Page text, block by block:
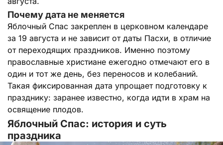
Почему дата не меняется
Яблочный Спас закреплен в церковном календаре
за 19 августа и не зависит от даты Пасхи, в отличие
от переходящих праздников. Именно поэтому
православные христиане ежегодно отмечают его в
один и тот же день, без переносов и колебаний.
Такая фиксированная дата упрощает подготовку к
празднику: заранее известно, когда идти в храм на
освящение плодов.
Яблочный Спас: история и суть
праздника